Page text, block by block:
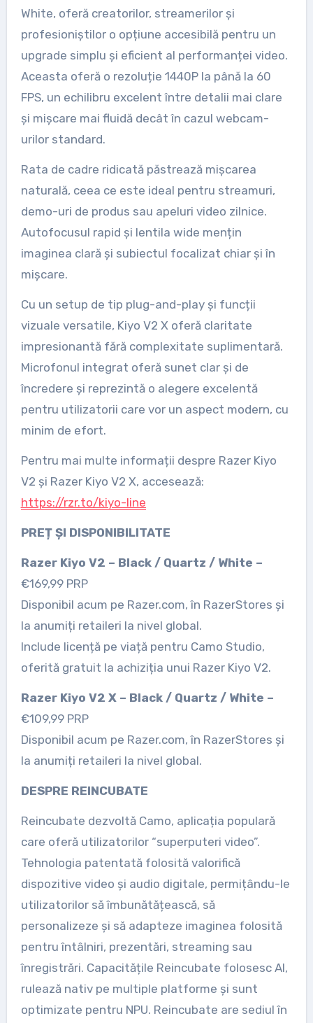
White, oferă creatorilor, streamerilor și
profesioniștilor o opțiune accesibilă pentru un
upgrade simplu și eficient al performanței video.
Aceasta oferă o rezoluție 1440P la până la 60
FPS, un echilibru excelent între detalii mai clare
și mișcare mai fluidă decât în cazul webcam-
urilor standard.
Rata de cadre ridicată păstrează mișcarea
naturală, ceea ce este ideal pentru streamuri,
demo-uri de produs sau apeluri video zilnice.
Autofocusul rapid și lentila wide mențin
imaginea clară și subiectul focalizat chiar și în
mișcare.
Cu un setup de tip plug-and-play și funcții
vizuale versatile, Kiyo V2 X oferă claritate
impresionantă fără complexitate suplimentară.
Microfonul integrat oferă sunet clar și de
încredere și reprezintă o alegere excelentă
pentru utilizatorii care vor un aspect modern, cu
minim de efort.
Pentru mai multe informații despre Razer Kiyo
V2 și Razer Kiyo V2 X, accesează:
https://rzr.to/kiyo-line
PREȚ ȘI DISPONIBILITATE
Razer Kiyo V2 – Black / Quartz / White –
€169,99 PRP
Disponibil acum pe Razer.com, în RazerStores și
la anumiți retaileri la nivel global.
Include licență pe viață pentru Camo Studio,
oferită gratuit la achiziția unui Razer Kiyo V2.
Razer Kiyo V2 X – Black / Quartz / White –
€109,99 PRP
Disponibil acum pe Razer.com, în RazerStores și
la anumiți retaileri la nivel global.
DESPRE REINCUBATE
Reincubate dezvoltă Camo, aplicația populară
care oferă utilizatorilor “superputeri video”.
Tehnologia patentată folosită valorifică
dispozitive video și audio digitale, permițându-le
utilizatorilor să îmbunătățească, să
personalizeze și să adapteze imaginea folosită
pentru întâlniri, prezentări, streaming sau
înregistrări. Capacitățile Reincubate folosesc AI,
rulează nativ pe multiple platforme și sunt
optimizate pentru NPU. Reincubate are sediul în